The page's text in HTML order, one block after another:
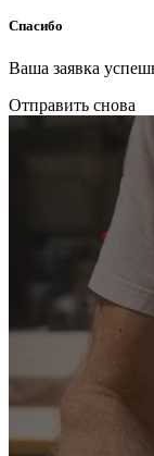
Спасибо
Ваша заявка
Отправить снова